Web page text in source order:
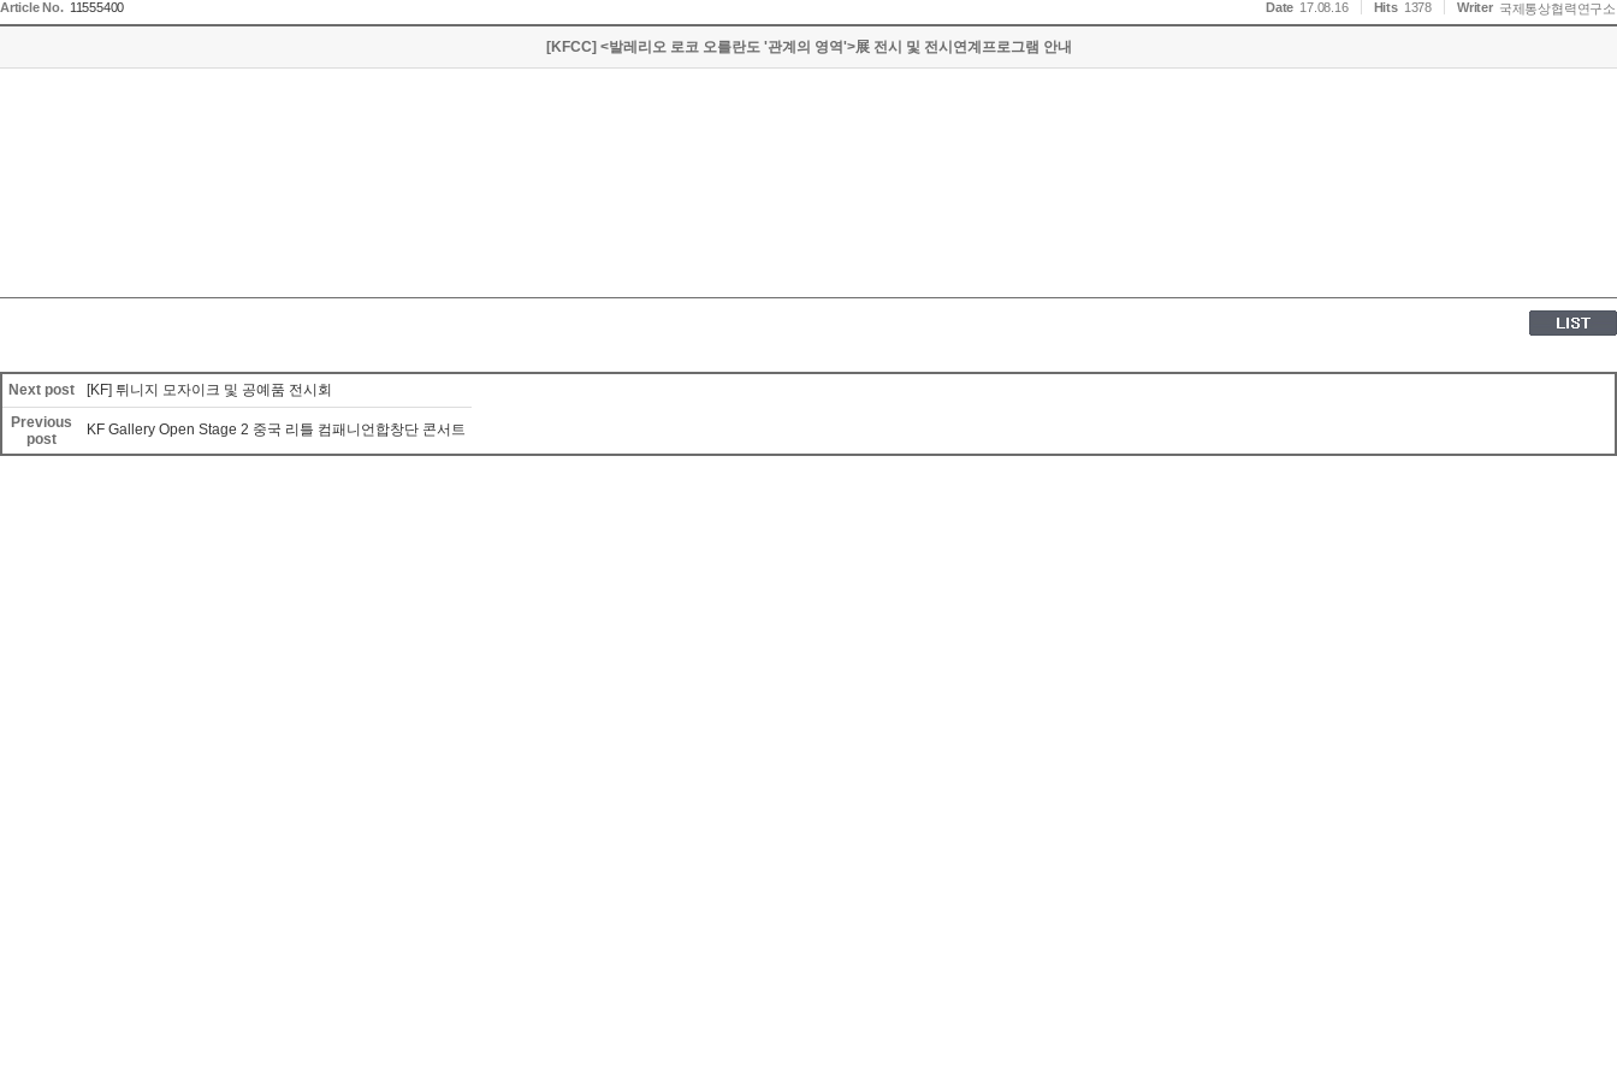
Article No. 11555400 Date 17.08.16 Hits 1378 Writer 국제통상협력연구소
[KFCC] <발레리오 로코 오를란도 '관계의 영역'>展 전시 및 전시연계프로그램 안내
Next post
[KF] 튀니지 모자이크 및 공예품 전시회
Previous
post
KF Gallery Open Stage 2 중국 리틀 컴패니언합창단 콘서트